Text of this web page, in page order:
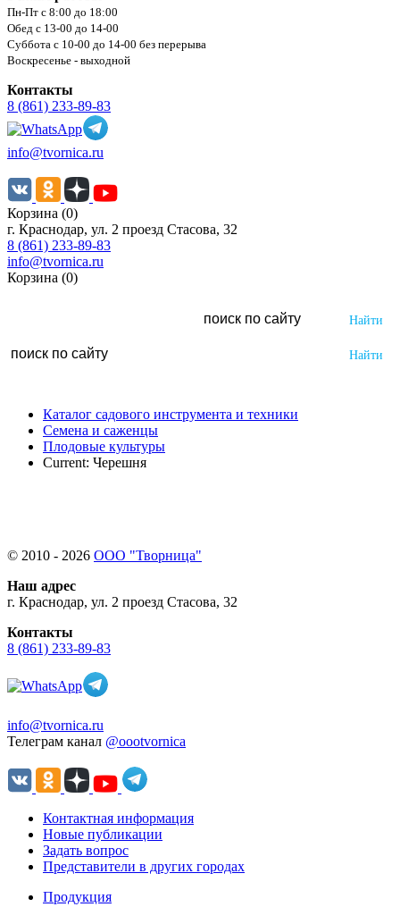
Пн-Пт с 8:00 до 18:00
Обед с 13-00 до 14-00
Суббота с 10-00 до 14-00 без перерыва
Воскресенье - выходной
Контакты
8 (861) 233-89-83
info@tvornica.ru
Корзина (0)
г. Краснодар, ул. 2 проезд Стасова, 32
8 (861) 233-89-83
info@tvornica.ru
Корзина (0)
Каталог садового инструмента и техники
Семена и саженцы
Плодовые культуры
Current: Черешня
© 2010 - 2026 ООО "Творница"
Наш адрес
г. Краснодар, ул. 2 проезд Стасова, 32
Контакты
8 (861) 233-89-83
info@tvornica.ru
Телеграм канал @oootvornica
Контактная информация
Новые публикации
Задать вопрос
Представители в других городах
Продукция